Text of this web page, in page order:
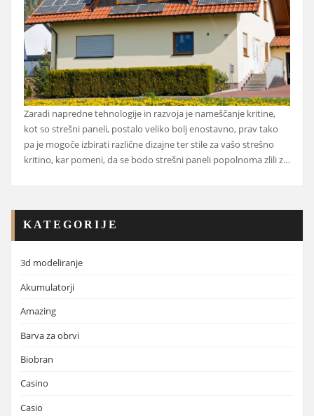
Zaradi napredne tehnologije in razvoja je nameščanje kritine,
kot so strešni paneli, postalo veliko bolj enostavno, prav tako
pa je mogoče izbirati različne dizajne ter stile za vašo strešno
kritino, kar pomeni, da se bodo strešni paneli popolnoma zlili z…
KATEGORIJE
3d modeliranje
Akumulatorji
Amazing
Barva za obrvi
Biobran
Casino
Casio